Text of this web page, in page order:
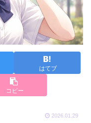
はてブ
コピー
2026.01.29